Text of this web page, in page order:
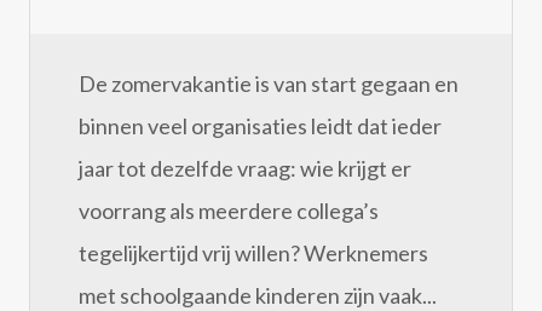
De zomervakantie is van start gegaan en
binnen veel organisaties leidt dat ieder
jaar tot dezelfde vraag: wie krijgt er
voorrang als meerdere collega’s
tegelijkertijd vrij willen? Werknemers
met schoolgaande kinderen zijn vaak...